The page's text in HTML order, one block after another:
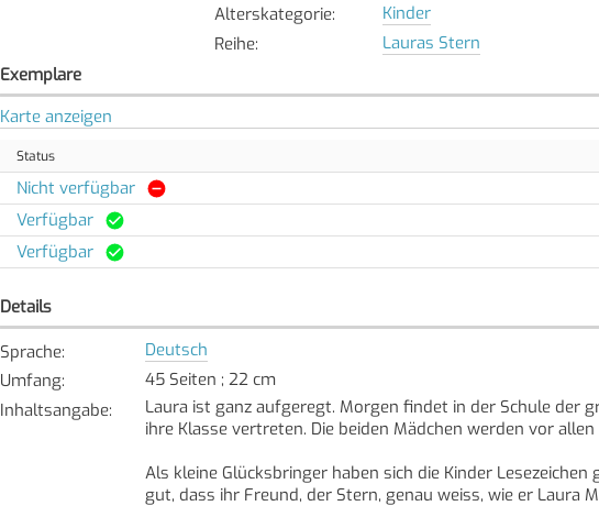
Alterskategorie:
Kinder
Reihe: Lauras Stern
Exemplare
Karte anzeigen
Status
Nicht verfügbar
Verfügbar
Verfügbar
Details
Sprache:
Deutsch
Umfang:
45 Seiten ; 22 cm
Inhaltsangabe:
Laura ist ganz aufgeregt. Morgen findet in der Schule der
ihre Klasse vertreten. Die beiden Mädchen werden vor
Als kleine Glücksbringer haben sich die Kinder
gut, dass ihr Freund, der Stern, genau weiss, wie er Laura